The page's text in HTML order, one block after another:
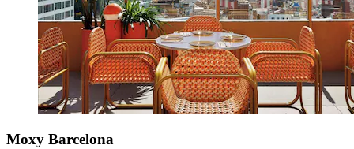
Moxy Barcelona